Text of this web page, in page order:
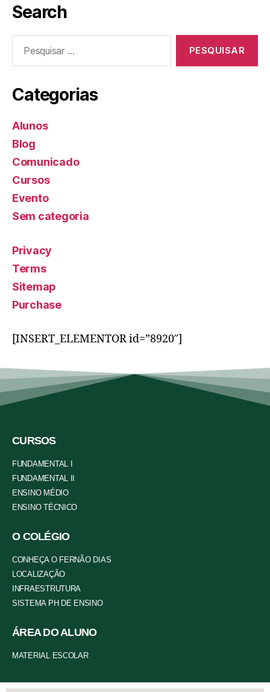
Search
Categorias
Alunos
Blog
Comunicado
Cursos
Evento
Sem categoria
Privacy
Terms
Sitemap
Purchase
[INSERT_ELEMENTOR id=”8920″]
CURSOS
FUNDAMENTAL I
FUNDAMENTAL II
ENSINO MÉDIO
ENSINO TÉCNICO
O COLÉGIO
CONHEÇA O FERNÃO DIAS
LOCALIZAÇÃO
INFRAESTRUTURA
SISTEMA PH DE ENSINO
ÁREA DO ALUNO
MATERIAL ESCOLAR